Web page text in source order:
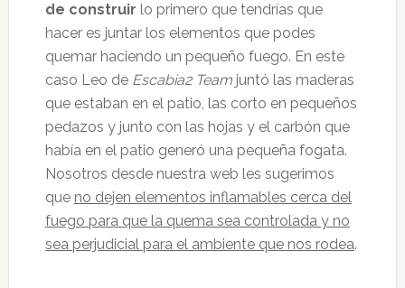
de construir lo primero que tendrías que
hacer es juntar los elementos que podes
quemar haciendo un pequeño fuego. En este
caso Leo de Escabia2 Team juntó las maderas
que estaban en el patio, las corto en pequeños
pedazos y junto con las hojas y el carbón que
había en el patio generó una pequeña fogata.
Nosotros desde nuestra web les sugerimos
que no dejen elementos inflamables cerca del
fuego para que la quema sea controlada y no
sea perjudicial para el ambiente que nos rodea.